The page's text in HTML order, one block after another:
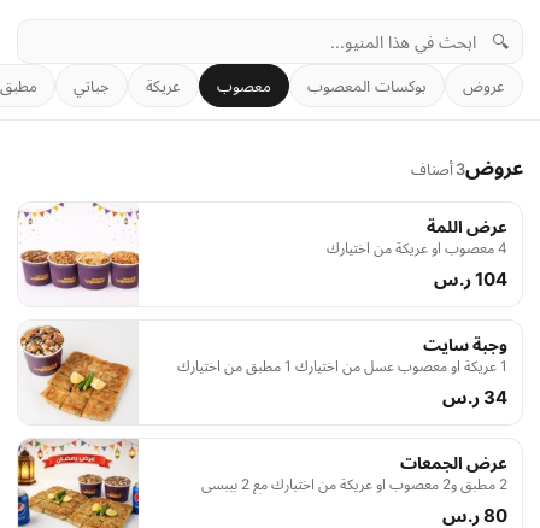
🔍
عروض بوكسات المعصوب معصوب عريكة جباتي
عروض3 أصناف
عرض اللمة
4 معصوب او عريكة من اختيارك
104 ر.س
وجبة سايت
1 عريكة او معصوب عسل من اختيارك 1 مطبق من اختيارك
34 ر.س
عرض الجمعات
2 مطبق و2 معصوب او عريكة من اختيارك مع 2 بيبسي
80 ر.س